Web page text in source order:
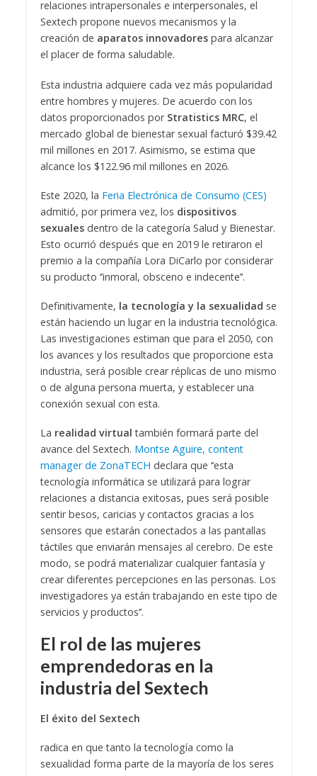
relaciones intrapersonales e interpersonales, el
Sextech propone nuevos mecanismos y la
creación de aparatos innovadorespara alcanzar
el placer de forma saludable.
Esta industria adquiere cada vez más popularidad
entre hombres y mujeres. De acuerdo con los
datos proporcionados porStratistics MRC, el
mercado global de bienestar sexual facturó $39.42
mil millones en 2017. Asimismo, se estima que
alcance los $122.96 mil millones en 2026.
Este 2020, la Feria Electrónica de Consumo (CES)
admitió, por primera vez, los dispositivos
sexualesdentro de la categoría Salud y Bienestar.
Esto ocurrió después que en 2019 le retiraron el
premio a la compañía Lora DiCarlo por considerar
su producto ‘’inmoral, obsceno e indecente’’.
Definitivamente, la tecnología y la sexualidad se
están haciendo un lugar en la industria tecnológica.
Las investigaciones estiman que para el 2050, con
los avances y los resultados que proporcione esta
industria, será posible crear réplicas de uno mismo
o de alguna persona muerta, y establecer una
conexión sexual con esta.
La realidad virtualtambién formará parte del
avance del Sextech. Montse Aguire, content
manager de ZonaTECH declara que ‘’esta
tecnología informática se utilizará para lograr
relaciones a distancia exitosas, pues será posible
sentir besos, caricias y contactos gracias a los
sensores que estarán conectados a las pantallas
táctiles que enviarán mensajes al cerebro. De este
modo, se podrá materializar cualquier fantasía y
crear diferentes percepciones en las personas. Los
investigadores ya están trabajando en este tipo de
servicios y productos’’.
El rol de las mujeres
emprendedoras en la
industria del Sextech
El éxito del Sextech
radica en que tanto la tecnología como la
sexualidad forma parte de la mayoría de los seres